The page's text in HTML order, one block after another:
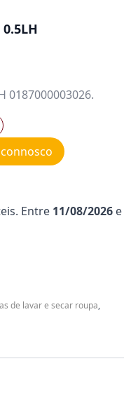
0187000003026.
Entre 11/08/2026 e
de lavar e secar roupa,